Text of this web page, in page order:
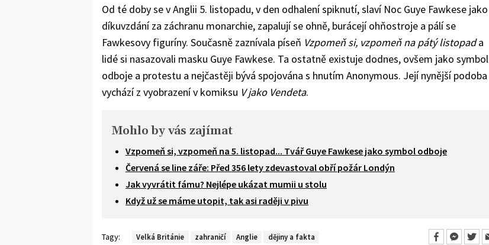
Od té doby se v Anglii 5. listopadu, v den odhalení spiknutí, slaví Noc Guye Fawkese jako
díkuvzdání za záchranu monarchie, zapalují se ohně, burácejí ohňostroje a pálí se
Fawkesovy figuríny. Současně zaznívala píseň Vzpomeň si, vzpomeň na pátý listopada
lidé si nasazovali masku Guye Fawkese. Ta ostatně existuje dodnes, ovšem jako symbol
odboje a protestu a nejčastěji bývá spojována s hnutím Anonymous. Její nynější podoba
vychází z vyobrazení v komiksu V jako Vendeta.
Mohlo by vás zajímat
Vzpomeň si, vzpomeň na 5. listopad... Tvář Guye Fawkese jako symbol odboje
Červená se line záře: Před 356 lety zdevastoval obří požár Londýn
Jak vyvrátit fámu? Nejlépe ukázat mumii u stolu
Když už se máme utopit, tak asi raději v pivu
Tagy: Velká Británie zahraničí Anglie dějiny a fakta